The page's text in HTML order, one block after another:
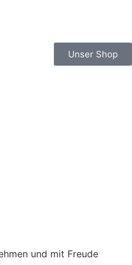
Unser Shop
und mit Freude